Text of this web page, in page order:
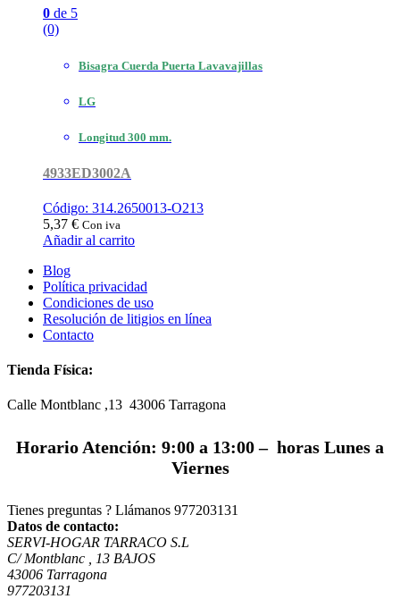
0 de 5
(0)
Bisagra Cuerda Puerta Lavavajillas
LG
Longitud 300 mm.
4933ED3002A
Código: 314.2650013-O213
5,37 € Con iva
Añadir al carrito
Blog
Política privacidad
Condiciones de uso
Resolución de litigios en línea
Contacto
Tienda Física:
Calle Montblanc ,13 43006 Tarragona
Horario Atención: 9:00 a 13:00 – horas Lunes a
Viernes
Tienes preguntas ? Llámanos 977203131
Datos de contacto:
SERVI-HOGAR TARRACO S.L
C/ Montblanc , 13 BAJOS
43006 Tarragona
977203131